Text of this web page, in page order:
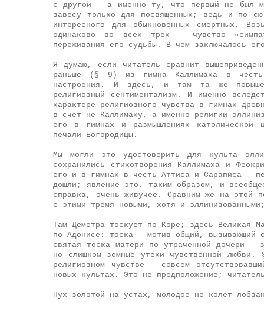
с другой — а именно ту, что первый не был
завесу только для посвященных; ведь и по
интересного для обыкновенных смертных.
одинаково во всех трех — чувство
переживания его судьбы. В чем заключалось
Я думаю, если читатель сравнит
раньше (§ 9) из гимна Каллимаха в честь
настроения. И здесь, и там та же
религиозный сентиментализм. И именно
характере религиозного чувства в гимнах
в счет не Каллимаху, а именно религии
его в гимнах и размышлениях католической
печали Богородицы.
Мы могли это удостоверить для культа
сохранились стихотворения Каллимаха и
его и в гимнах в честь Аттиса и Сараписа —
дошли; явление это, таким образом, и
справка, очень живучее. Сравним же на этой
с этими тремя новыми, хотя и
Там Деметра тоскует по Коре; здесь Великая
по Адонисе: тоска — мотив общий, вызывающий
святая тоска матери по утраченной дочери
но слишком земные утехи чувственной
религиозном чувстве — совсем
новых культах. Это не предположение;
Пух золотой на устах, молодое не колет